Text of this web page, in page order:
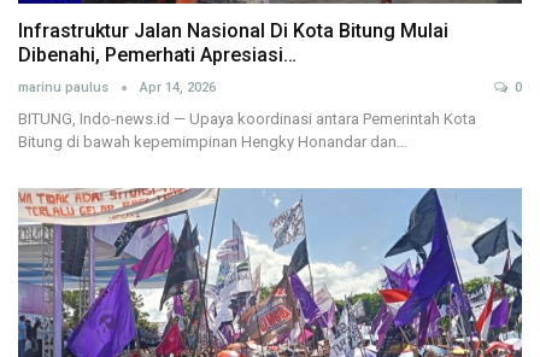
Infrastruktur Jalan Nasional Di Kota Bitung Mulai
Dibenahi, Pemerhati Apresiasi…
marinu paulus Apr 14, 2026 0
BITUNG, Indo-news.id — Upaya koordinasi antara Pemerintah Kota
Bitung di bawah kepemimpinan Hengky Honandar dan…